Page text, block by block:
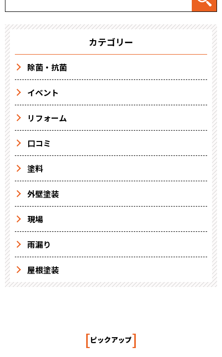
カテゴリー
除菌・抗菌
イベント
リフォーム
口コミ
塗料
外壁塗装
現場
雨漏り
屋根塗装
[ピックアップ]